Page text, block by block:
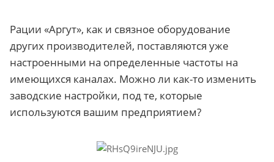
Рации «Аргут», как и связное оборудование
других производителей, поставляются уже
настроенными на определенные частоты на
имеющихся каналах. Можно ли как-то изменить
заводские настройки, под те, которые
используются вашим предприятием?